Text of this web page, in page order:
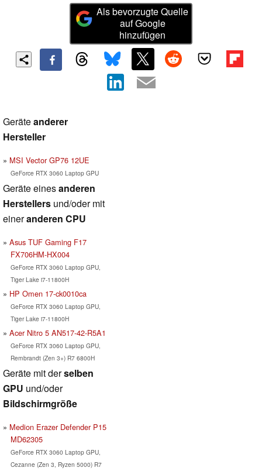
Als bevorzugte Quelle
auf Google
hinzufügen
Geräteanderer
Hersteller
MSI Vector GP76 12UE
GeForce RTX 3060 Laptop GPU
Geräte einesanderen
Herstellers und/oder mit
eineranderen CPU
Asus TUF Gaming F17
FX706HM-HX004
GeForce RTX 3060 Laptop GPU,
Tiger Lake i7-11800H
HP Omen 17-ck0010ca
GeForce RTX 3060 Laptop GPU,
Tiger Lake i7-11800H
Acer Nitro 5 AN517-42-R5A1
GeForce RTX 3060 Laptop GPU,
Rembrandt (Zen 3+) R7 6800H
Geräte mit derselben
GPU und/oder
Bildschirmgröße
Medion Erazer Defender P15
MD62305
GeForce RTX 3060 Laptop GPU,
Cezanne (Zen 3, Ryzen 5000) R7